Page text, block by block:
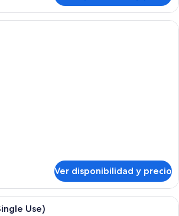
Una habitación de hotel con dos
Ver disponibilidad y precio
Una habitación de hotel con dos
Use)